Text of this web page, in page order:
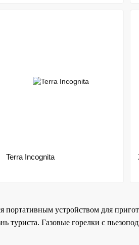
портативным устройством для
туриста. Газовые горелки с
Terra Incognita